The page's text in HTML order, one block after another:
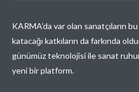
KARMA’da var olan sanatçıların
katacağı katkıların da farkında
günümüz teknolojisi ile sanat
yeni bir platform.